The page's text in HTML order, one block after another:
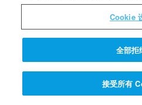
胆怯的士兵离开
基甸对众人说：害怕打仗的士兵可以回家。
Cookie
全部拒
接受所有